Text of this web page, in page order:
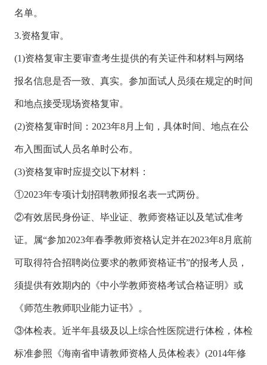
名单。
3.资格复审。
(1)资格复审主要审查考生提供的有关证件和材料与网络
报名信息是否一致、真实。参加面试人员须在规定的时间
和地点接受现场资格复审。
(2)资格复审时间：2023年8月上旬，具体时间、地点在公
布入围面试人员名单时公布。
(3)资格复审时应提交以下材料：
①2023年专项计划招聘教师报名表一式两份。
②有效居民身份证、毕业证、教师资格证以及笔试准考
证。属“参加2023年春季教师资格认定并在2023年8月底前
可取得符合招聘岗位要求的教师资格证书”的报考人员，
须提供有效期内的《中小学教师资格考试合格证明》或
《师范生教师职业能力证书》。
③体检表。近半年县级及以上综合性医院进行体检，体检
标准参照《海南省申请教师资格人员体检表》(2014年修